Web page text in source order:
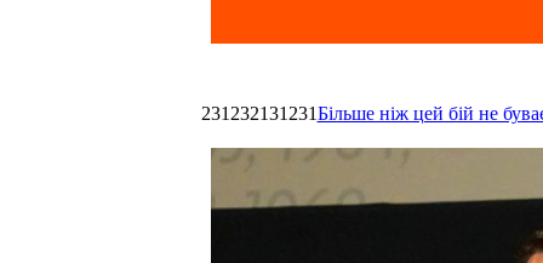
231232131231Більше ніж цей бій не